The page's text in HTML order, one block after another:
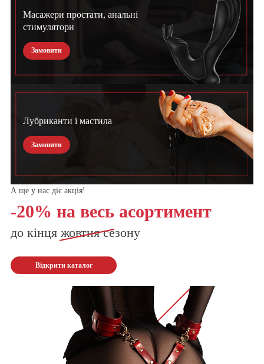
Масажери простати, анальні
стимулятори
Замовити
Лубриканти і мастила
Замовити
А ще у нас діє акція!
-20% на весь асортимент
до кінця жовтнясезону
Відкрити каталог